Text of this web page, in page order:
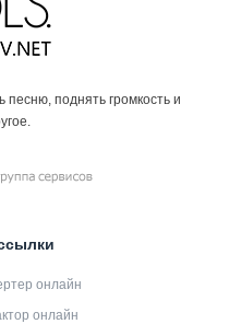
поднять громкость и
онлайн
онлайн